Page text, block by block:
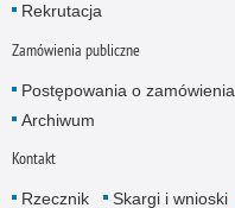
Rekrutacja
Zamówienia publiczne
Postępowania o zamówienia
Archiwum
Kontakt
Rzecznik Skargi i wnioski